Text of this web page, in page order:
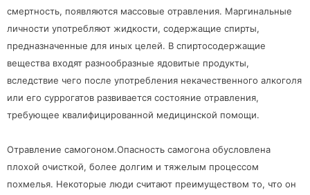
смертность, появляются массовые отравления. Маргинальные
личности употребляют жидкости, содержащие спирты,
предназначенные для иных целей. В спиртосодержащие
вещества входят разнообразные ядовитые продукты,
вследствие чего после употребления некачественного алкоголя
или его суррогатов развивается состояние отравления,
требующее квалифицированной медицинской помощи.
Отравление самогоном.Опасность самогона обусловлена
плохой очисткой, более долгим и тяжелым процессом
похмелья. Некоторые люди считают преимуществом то, что он